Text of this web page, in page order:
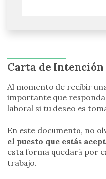
Carta de Intención
Al momento de recibir
importante que
laboral si tu deseo es
En este documento, no
el puesto que estás
esta forma quedará por
trabajo.